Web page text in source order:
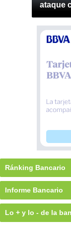
ataque
Ránking Bancario
Informe Bancario
Lo + y lo - de la